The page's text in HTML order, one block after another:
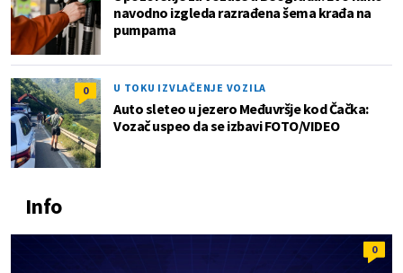
navodno izgleda razrađena šema krađa na
pumpama
0 U TOKU IZVLAČENJE VOZILA
Auto sleteo u jezero Međuvršje kod Čačka:
Vozač uspeo da se izbavi FOTO/VIDEO
Info
0